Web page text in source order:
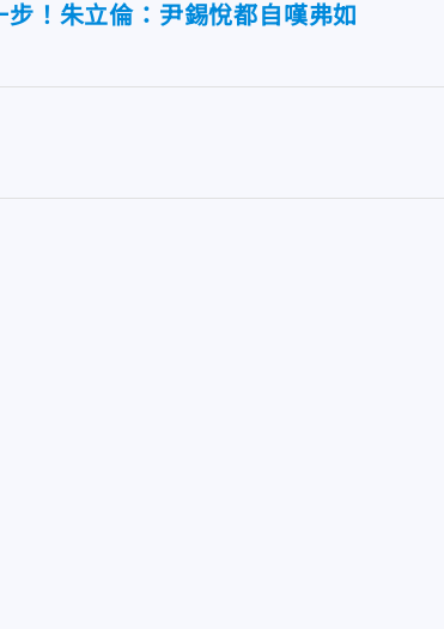
！朱立倫：尹錫悅都自嘆弗如